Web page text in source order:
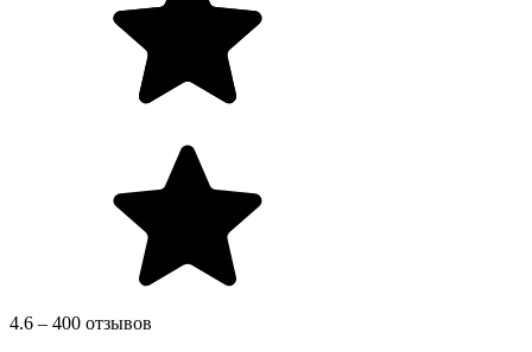
4.6 – 400 отзывов